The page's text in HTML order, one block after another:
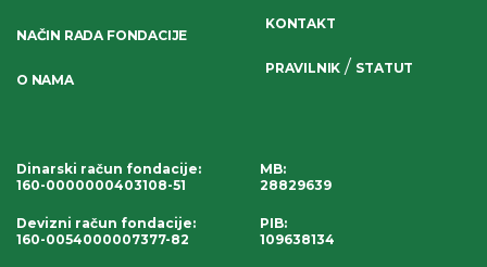
NAČIN RADA FONDACIJE
O NAMA
KONTAKT
PRAVILNIK / STATUT
Dinarski račun fondacije:
160-0000000403108-51
Devizni račun fondacije:
160-0054000007377-82
MB:
28829639
PIB:
109638134